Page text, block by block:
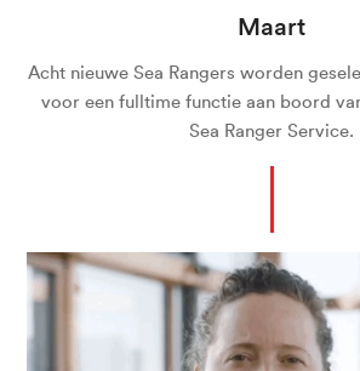
Maart
Acht nieuwe Sea Rangers worden
voor een fulltime functie aan boord
Sea Ranger Service.